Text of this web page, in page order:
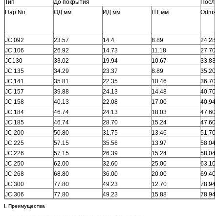
Тип До покрытия
Пар No.
ОД мм ИД мм HT мм Odmx
JC 092 23.57 14.4 8.89
24.28
JC 106
26.92 14.73 11.18
27.70
JC130
33.02 19.94 10.67
33.83
JC 135
34.29 23.37 8.89
35.20
JC 141
35.81 22.35 10.46
36.70
JC 157
39.88 24.13 14.48
40.70
JC 158
40.13 22.08 17.00
40.94
JC 184
46.74 24.13 18.03
47.60
JC 185
46.74 28.70 15.24
47.60
JC 200
50.80 31.75 13.46
51.70
JC 225
57.15 35.56 13.97
58.04
JC 226
57.15 26.39 15.24
58.04
JC 250
62.00 32.60 25.00
63.10
JC 268
68.80 36.00 20.00
69.40
JC 300
77.80 49.23 12.70
78.94
JC 306
77.80 49.23 15.88
78.94
I. Преимущества